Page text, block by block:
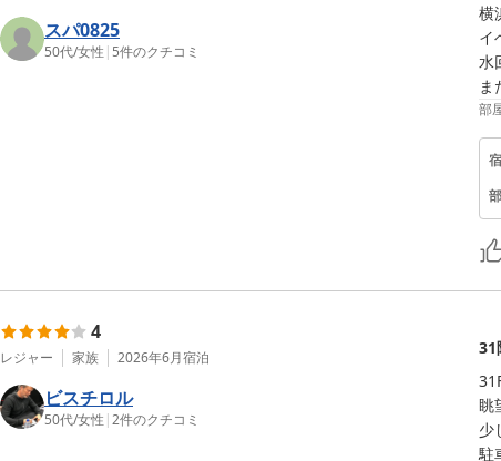
スパ0825
50代/女性 | 5件のクチコミ
横
イ
水
ま
部
4
レジャー 家族 2026年6月宿泊
ビスチロル
50代/女性 |2件のクチコミ
31
眺
少
駐